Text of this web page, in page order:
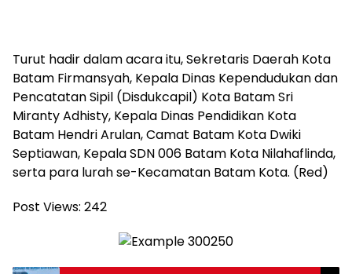
Turut hadir dalam acara itu, Sekretaris Daerah Kota
Batam Firmansyah, Kepala Dinas Kependudukan dan
Pencatatan Sipil (Disdukcapil) Kota Batam Sri
Miranty Adhisty, Kepala Dinas Pendidikan Kota
Batam Hendri Arulan, Camat Batam Kota Dwiki
Septiawan, Kepala SDN 006 Batam Kota Nilahaflinda,
serta para lurah se-Kecamatan Batam Kota. (Red)
Post Views: 242